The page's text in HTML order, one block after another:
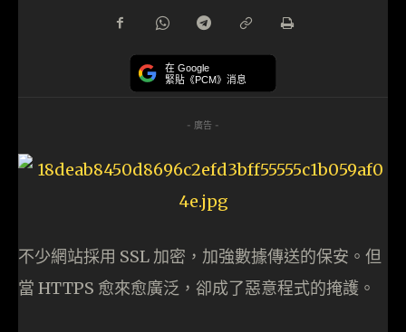
在 Google
緊貼《PCM》消息
- 廣告 -
不少網站採用 SSL 加密，加強數據傳送的保安。但
當 HTTPS 愈來愈廣泛，卻成了惡意程式的掩護。